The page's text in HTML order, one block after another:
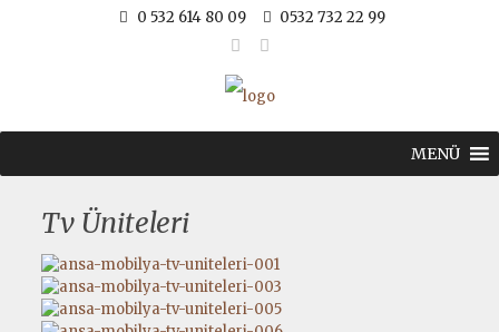
0 532 614 80 09 0532 732 22 99
MENÜ
Tv Üniteleri